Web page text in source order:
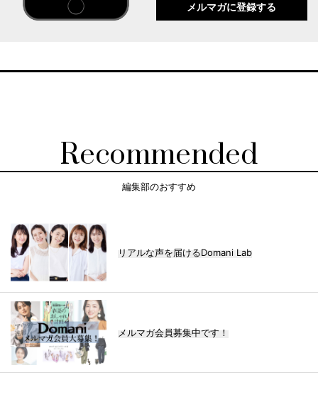
メルマガに登録する
Recommended
編集部のおすすめ
リアルな声を届けるDomani Lab
メルマガ会員募集中です！